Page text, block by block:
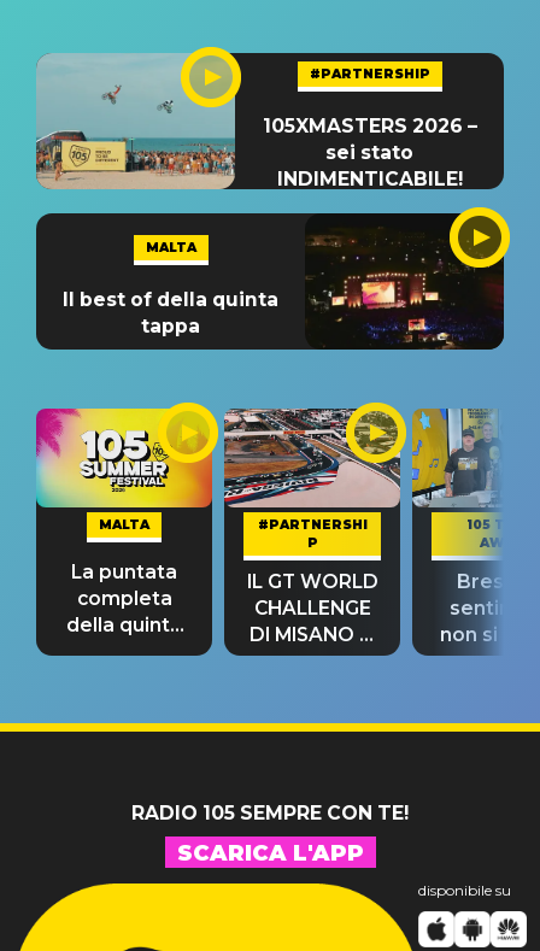
#PARTNERSHIP
105XMASTERS 2026 –
sei stato
INDIMENTICABILE!
MALTA
Il best of della quinta
tappa
MALTA
La puntata
completa
della quinta
tappa
#PARTNERSHI
P
IL GT WORLD
CHALLENGE
DI MISANO si
riconferma
105 TAKE
AWAY
Bresh:
non si
fino alla
RADIO 105 SEMPRE CON TE!
SCARICA L'APP
disponibile su